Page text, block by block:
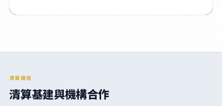
清算路徑
清算基建與機構合作